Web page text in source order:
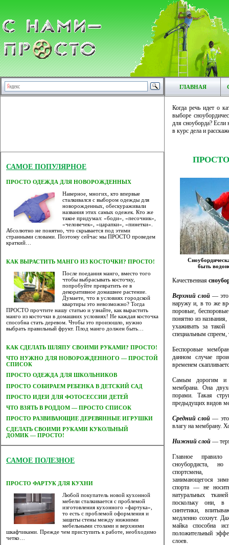
ГЛАВНАЯ
САМОЕ ПОПУЛЯРНОЕ
ПРОСТО ОДЕЖДА ДЛЯ НОВОРОЖДЕННЫХ
Наверное, многих, кто впервые
сталкивался с выбором одежды для
новорожденных, обескураживали
названия этих самых одежек. Кто же
такое придумал: «боди», «песочник»,
«человечек», «царапки», «пинетки».
Абсолютно не понятно, что скрывается под этими
странными словами. Поэтому сейчас мы ПРОСТО проведем
краткий…
КАК ВЫРАСТИТЬ МАНГО ИЗ КОСТОЧКИ? ПРОСТО!
После поедания манго, вместо того
чтобы выбрасывать косточку,
попробуйте превратить ее в
декоративное домашнее растение.
Думаете, что в условиях городской
квартиры это невозможно? Тогда
ПРОСТО прочтите нашу статью и узнайте, как вырастить
манго из косточки в домашних условиях! Не каждая косточка
способна стать деревом. Чтобы это произошло, нужно
выбрать правильный фрукт. Плод манго должен быть…
КАК СДЕЛАТЬ ШЛЯПУ СВОИМИ РУКАМИ? ПРОСТО!
ЧТО НУЖНО ДЛЯ НОВОРОЖДЕННОГО — ПРОСТОЙ
СПИСОК
ПРОСТО ОДЕЖДА ДЛЯ ШКОЛЬНИКОВ
ПРОСТО СОБИРАЕМ РЕБЕНКА В ДЕТСКИЙ САД
ПРОСТО ИДЕИ ДЛЯ ФОТОСЕССИИ ДЕТЕЙ
ЧТО ВЗЯТЬ В РОДДОМ — ПРОСТО СПИСОК
ПРОСТО РАЗВИВАЮЩИЕ ДЕРЕВЯННЫЕ ИГРУШКИ
CДЕЛАТЬ СВОИМИ РУКАМИ КУКОЛЬНЫЙ
ДОМИК — ПРОСТО!
САМОЕ ПОЛЕЗНОЕ
ПРОСТО ФАРТУК ДЛЯ КУХНИ
Любой покупатель новой кухонной
мебели сталкивается с проблемой
изготовления кухонного «фартука»,
то есть с проблемой оформления и
защиты стены между нижними
мебельными столами и верхними
шкафчиками. Прежде чем приступить к работе, необходимо
четко…
Когда речь идет о
выборе
для сноуборда? Если
в курс дела и
быть
Качественная
Верхний слой — это
наружу и, в то же
поровые,
понятно из
ухаживать за
специальным спреем,
Беспоровые
данном случае
временем
Самым дорогим и
мембрана. Она
порами. Такая
предыдущих видов
Средний слой — это
влагу на мембрану.
Нижний слой —
Главное
сноубордиста,
спортсмена,
занимающегося
спорта — не
натуральных
поскольку они, в
синтетики,
медленно сохнут.
майка способна
положительный
слоев.